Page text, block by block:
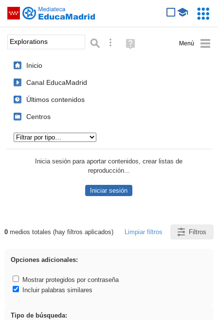
Saltar navegación
Palabra o frase: Búsqueda avanzada
Ayuda
(en
Inicio
Canal EducaMadrid
Últimos contenidos
Centros
Inicia sesión para aportar contenidos, crear listas de
reproducción...
Iniciar sesión
Resultados de: Explorations
0medios totales (hay filtros aplicados) Limpiar filtros Filtros
Opciones adicionales:
Mostrar protegidos por contraseña
Incluir palabras similares
Tipo de búsqueda: